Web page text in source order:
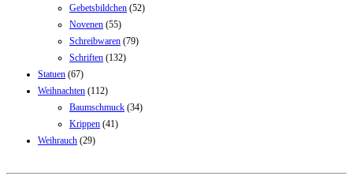
Gebetsbildchen (52)
Novenen (55)
Schreibwaren (79)
Schriften (132)
Statuen (67)
Weihnachten (112)
Baumschmuck (34)
Krippen (41)
Weihrauch (29)